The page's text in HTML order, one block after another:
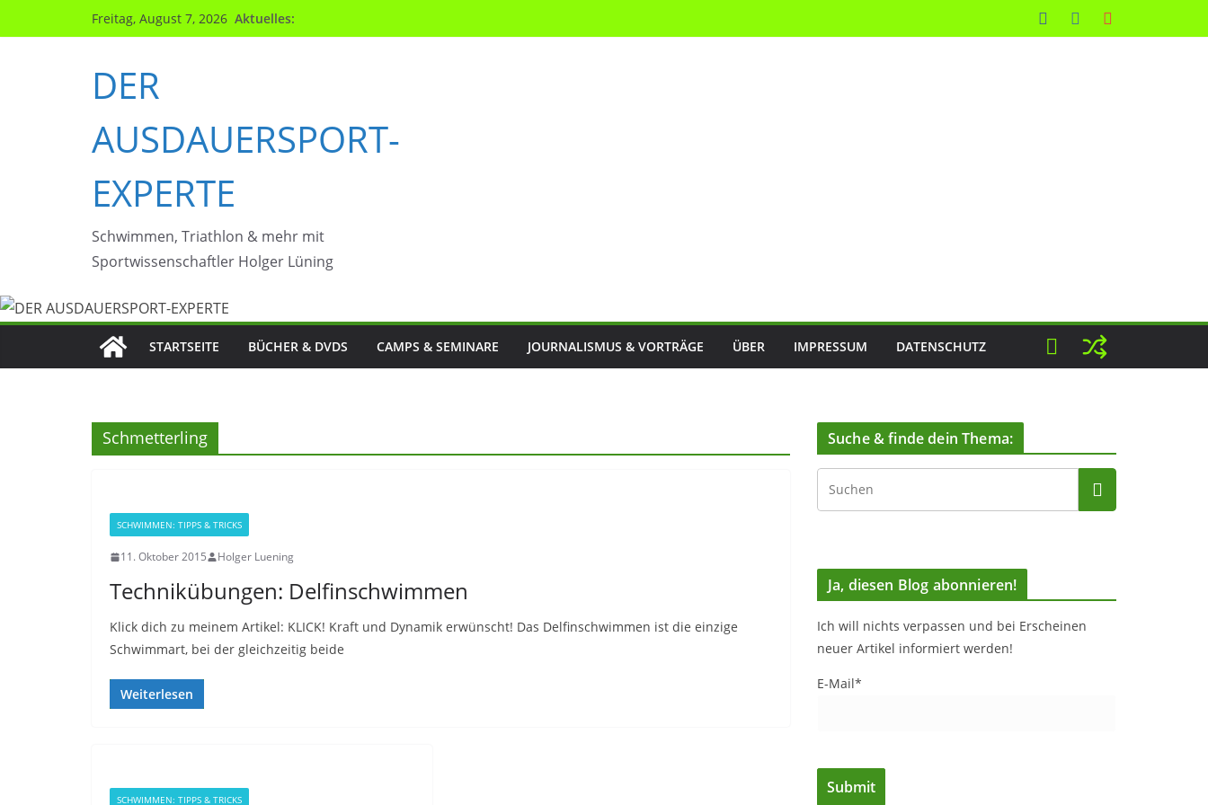
Inhalt
Freitag, August 7, 2026 Aktuelles:
DER
AUSDAUERSPORT-
EXPERTE
Schwimmen, Triathlon & mehr mit
Sportwissenschaftler Holger Lüning
STARTSEITE BÜCHER & DVDS CAMPS & SEMINARE JOURNALISMUS & VORTRÄGE ÜBER IMPRESSUM DATENSCHUTZ
Schmetterling
SCHWIMMEN: TIPPS & TRICKS
11. Oktober 2015 Holger Luening
Technikübungen: Delfinschwimmen
Klick dich zu meinem Artikel: KLICK! Kraft und Dynamik erwünscht! Das Delfinschwimmen ist die einzige
Schwimmart, bei der gleichzeitig beide
Weiterlesen
SCHWIMMEN: TIPPS & TRICKS
Suche & finde dein Thema:
Ja, diesen Blog abonnieren!
Ich will nichts verpassen und bei Erscheinen
neuer Artikel informiert werden!
E-Mail*